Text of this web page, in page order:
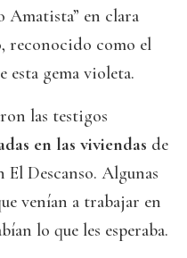
Amatista” en clara
reconocido como el
gema violeta.
las testigos
en las viviendas de
El Descanso. Algunas
venían a trabajar en
lo que les esperaba.